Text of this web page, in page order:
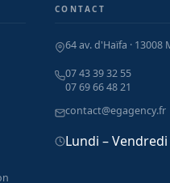
CONTACT
64 av. d'Haïfa · 13008
07 43 39 32 55
07 69 66 48 21
contact@egagency.fr
Lundi – Vendredi